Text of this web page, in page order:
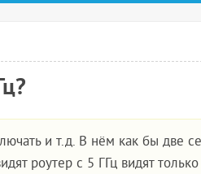
и т.д. В нём как бы две
роутер с 5 ГГц видят